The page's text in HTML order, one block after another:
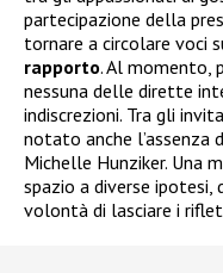
partecipazione della
tornare a circolare voci
rapporto. Al momento,
nessuna delle dirette
indiscrezioni. Tra gli
notato anche l’assenza
Michelle Hunziker. Una
spazio a diverse
volontà di lasciare i